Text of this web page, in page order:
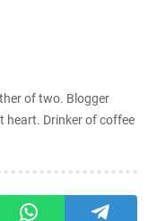
of two. Blogger
heart. Drinker of coffee